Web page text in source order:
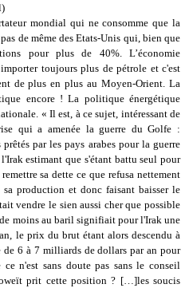
mondial qui ne consomme que la
de même des Etats-Unis qui, bien que
pour plus de 40%.L’économie
toujours plus de pétrole et c'est
de plus en plus au Moyen-Orient. La
encore ! La politique énergétique
« Il est, à ce sujet, intéressant de
qui a amenée la guerre du Golfe :
par les pays arabes pour la guerre
estimant que s'étant battu seul pour
sa dette ce que refusa nettement
production et donc faisant baisser le
vendre le sien aussi cher que possible
moins au baril signifiait pour l'Irak une
le prix du brut étant alors descendu à
6 à 7 milliards de dollars par an pour
n'est sans doute pas sans le conseil
prit cette position ? […]les soucis